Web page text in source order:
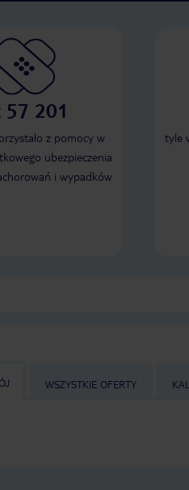
57 201
z pomocy w
ubezpieczenia
i wypadków
tyle
WSZYSTKIE OFERTY